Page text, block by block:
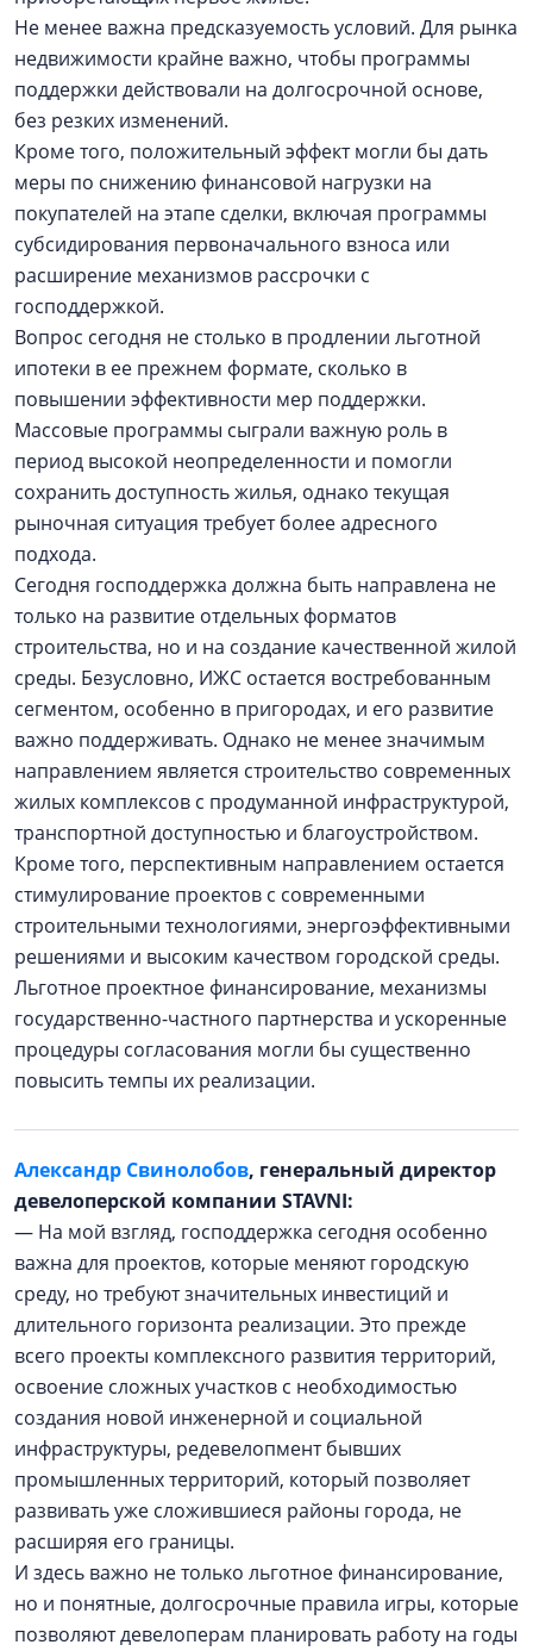
Не менее важна предсказуемость условий. Для рынка
недвижимости крайне важно, чтобы программы
поддержки действовали на долгосрочной основе,
без резких изменений.
Кроме того, положительный эффект могли бы дать
меры по снижению финансовой нагрузки на
покупателей на этапе сделки, включая программы
субсидирования первоначального взноса или
расширение механизмов рассрочки с
господдержкой.
Вопрос сегодня не столько в продлении льготной
ипотеки в ее прежнем формате, сколько в
повышении эффективности мер поддержки.
Массовые программы сыграли важную роль в
период высокой неопределенности и помогли
сохранить доступность жилья, однако текущая
рыночная ситуация требует более адресного
подхода.
Сегодня господдержка должна быть направлена не
только на развитие отдельных форматов
строительства, но и на создание качественной жилой
среды. Безусловно, ИЖС остается востребованным
сегментом, особенно в пригородах, и его развитие
важно поддерживать. Однако не менее значимым
направлением является строительство современных
жилых комплексов с продуманной инфраструктурой,
транспортной доступностью и благоустройством.
Кроме того, перспективным направлением остается
стимулирование проектов с современными
строительными технологиями, энергоэффективными
решениями и высоким качеством городской среды.
Льготное проектное финансирование, механизмы
государственно-частного партнерства и ускоренные
процедуры согласования могли бы существенно
повысить темпы их реализации.
Александр Свинолобов, генеральный директор
девелоперской компании STAVNI:
— На мой взгляд, господдержка сегодня особенно
важна для проектов, которые меняют городскую
среду, но требуют значительных инвестиций и
длительного горизонта реализации. Это прежде
всего проекты комплексного развития территорий,
освоение сложных участков с необходимостью
создания новой инженерной и социальной
инфраструктуры, редевелопмент бывших
промышленных территорий, который позволяет
развивать уже сложившиеся районы города, не
расширяя его границы.
И здесь важно не только льготное финансирование,
но и понятные, долгосрочные правила игры, которые
позволяют девелоперам планировать работу на годы